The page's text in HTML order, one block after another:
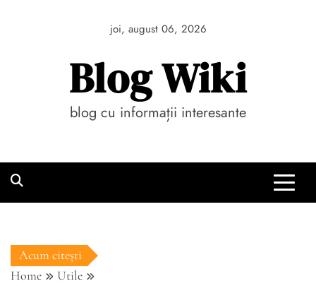
joi, august 06, 2026
Blog Wiki
blog cu informații interesante
Acum citești
Home
Utile